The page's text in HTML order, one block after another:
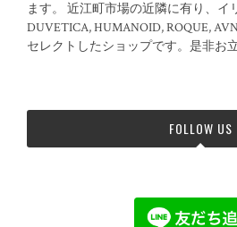
ます。 近江町市場の近隣に有り、イ
DUVETICA, HUMANOID, ROQUE,
セレクトしたショップです。是非お
FOLLOW US